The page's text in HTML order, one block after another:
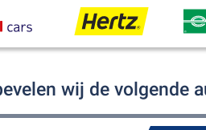
wij de volgende